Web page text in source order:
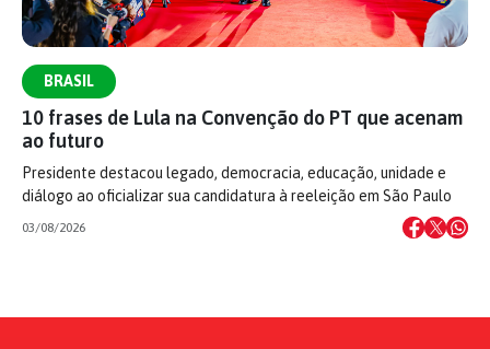
BRASIL
10 frases de Lula na Convenção do PT que acenam
ao futuro
Presidente destacou legado, democracia, educação, unidade e
diálogo ao oficializar sua candidatura à reeleição em São Paulo
03/08/2026